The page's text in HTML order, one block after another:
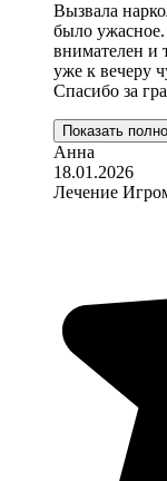
Вызвала
было
внимателен и
уже к вечеру
Спасибо за
Показать
Анна
18.01.2026
Лечение